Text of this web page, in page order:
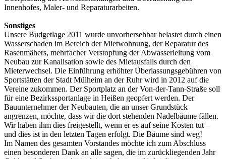
Innenhofes, Maler- und Reparaturarbeiten.
Sonstiges
Unsere Budgetlage 2011 wurde unvorhersehbar belastet durch einen
Wasserschaden im Bereich der Mietwohnung, der Reparatur des
Rasenmähers, mehrfacher Verstopfung der Abwasserleitung vom
Neubau zur Kanalisation sowie des Mietausfalls durch den
Mieterwechsel. Die Einführung erhöhter Überlassungsgebühren von
Sportstätten der Stadt Mülheim an der Ruhr wird in 2012 auf die
Vereine zukommen. Der Sportplatz an der Von-der-Tann-Straße soll
für eine Bezirkssportanlage in Heißen geopfert werden. Der
Bauunternehmer der Neubauten, die an unser Grundstück
angrenzen, möchte, dass wir die dort stehenden Nadelbäume fällen.
Wir haben ihm dies freigestellt, wenn er es auf seine Kosten tut –
und dies ist in den letzten Tagen erfolgt. Die Bäume sind weg!
Im Namen des gesamten Vorstandes möchte ich zum Abschluss
einen besonderen Dank an alle sagen, die im zurückliegenden Jahr